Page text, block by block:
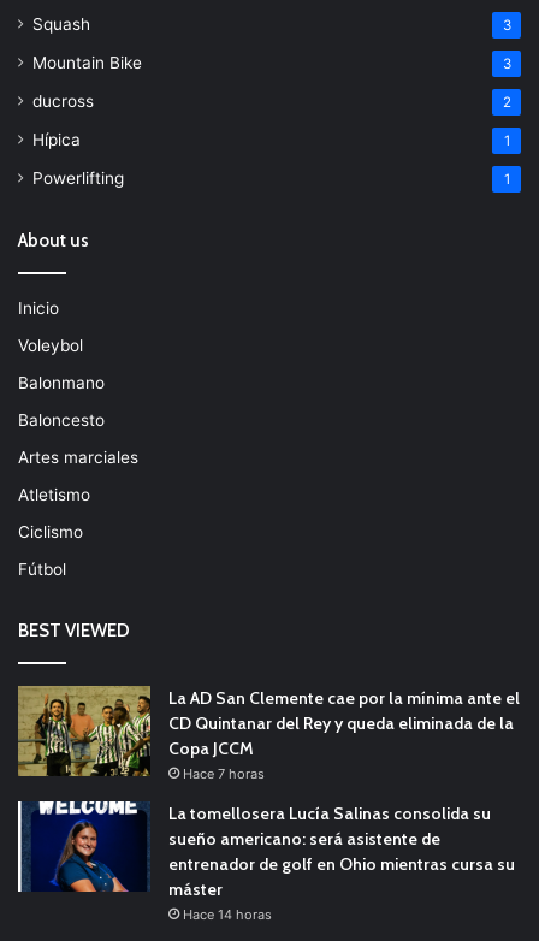
Squash 3
Mountain Bike 3
ducross 2
Hípica 1
Powerlifting 1
About us
Inicio
Voleybol
Balonmano
Baloncesto
Artes marciales
Atletismo
Ciclismo
Fútbol
BEST VIEWED
La AD San Clemente cae por la mínima ante el
CD Quintanar del Rey y queda eliminada de la
Copa JCCM
Hace 7 horas
La tomellosera Lucía Salinas consolida su
sueño americano: será asistente de
entrenador de golf en Ohio mientras cursa su
máster
Hace 14 horas